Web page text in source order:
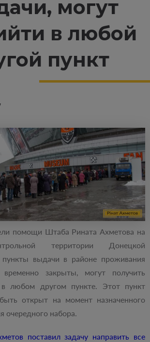
могут
в любой
пункт
помощи Штаба Рината Ахметова на
территории Донецкой
пункты выдачи в районе проживания
временно закрыты, могут получить
любом другом пункте. Этот пункт
открыт на момент назначенного
очередного набора.
поставил задачу направить все